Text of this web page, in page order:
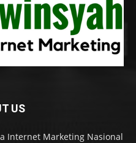
US
Internet Marketing Nasional